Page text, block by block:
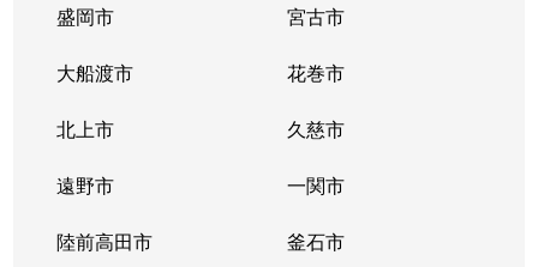
盛岡市 宮古市
大船渡市 花巻市
北上市 久慈市
遠野市 一関市
陸前高田市 釜石市